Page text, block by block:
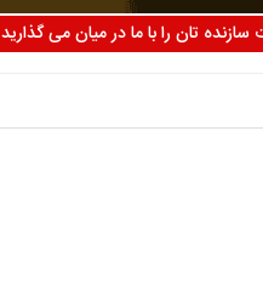
تان را با ما در میان می گذارید